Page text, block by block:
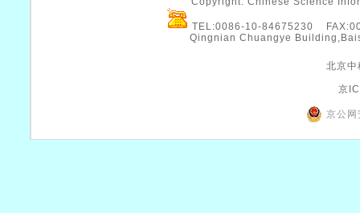
TEL:0086-10-84675230
Qingnian Chuangye
北京中
京
京公